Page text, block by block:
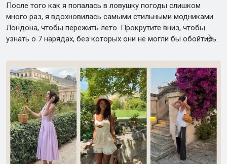
После того как я попалась в ловушку погоды слишком
много раз, я вдохновилась самыми стильными модниками
Лондона, чтобы пережить лето. Прокрутите вниз, чтобы
узнать о 7 нарядах, без которых они не могли бы обойтись.